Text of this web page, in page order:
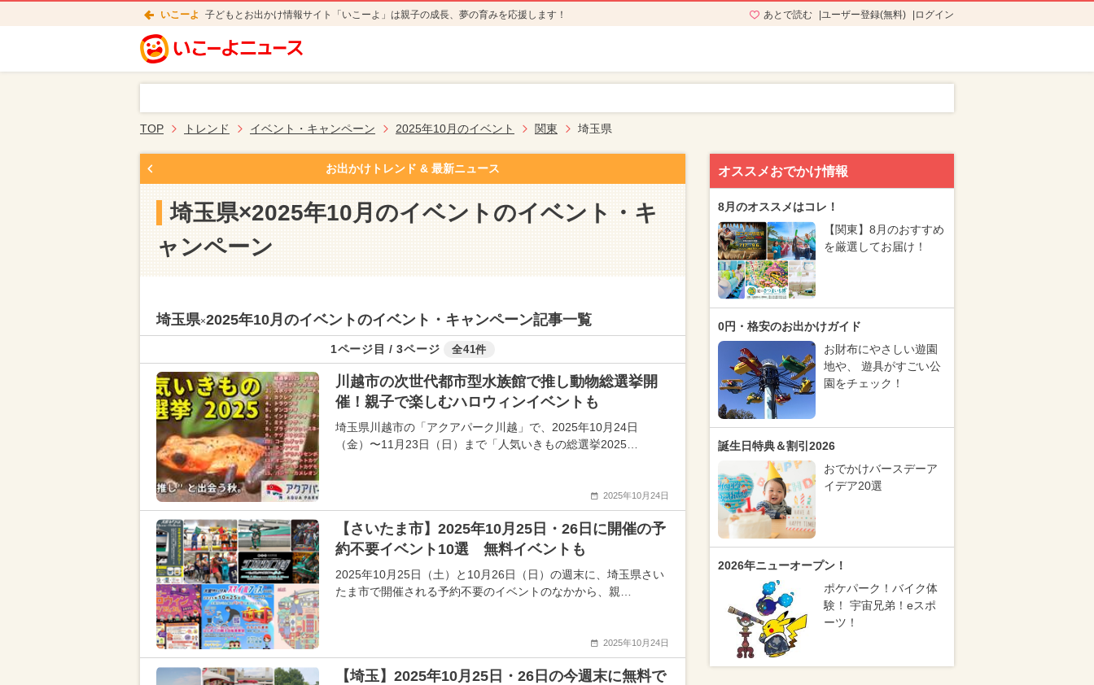
いこーよ 子どもとお出かけ情報サイト「いこーよ」は親子の成長、夢の育みを応援します！ あとで読む ユーザー登録(無料) ログイン
TOP トレンド イベント・キャンペーン 2025年10月のイベント 関東 埼玉県
お出かけトレンド & 最新ニュース
埼玉県×2025年10月のイベントのイベント・キ
ャンペーン
埼玉県×2025年10月のイベントのイベント・キャンペーン記事一覧
1ページ目 / 3ページ 全41件
川越市の次世代都市型水族館で推し動物総選挙開
催！親子で楽しむハロウィンイベントも
埼玉県川越市の「アクアパーク川越」で、2025年10月24日
（金）〜11月23日（日）まで「人気いきもの総選挙2025…
2025年10月24日
【さいたま市】2025年10月25日・26日に開催の予
約不要イベント10選 無料イベントも
2025年10月25日（土）と10月26日（日）の週末に、埼玉県さい
たま市で開催される予約不要のイベントのなかから、親…
2025年10月24日
【埼玉】2025年10月25日・26日の今週末に無料で
オススメおでかけ情報
8月のオススメはコレ！
【関東】8月のおすすめ
を厳選してお届け！
0円・格安のお出かけガイド
お財布にやさしい遊園
地や、 遊具がすごい公
園をチェック！
誕生日特典＆割引2026
おでかけバースデーア
イデア20選
2026年ニューオープン！
ポケパーク！バイク体
験！ 宇宙兄弟！eスポ
ーツ！